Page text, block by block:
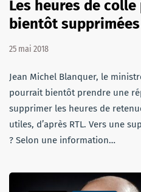
Les heures de
bientôt supprimées
25 mai 2018
Jean Michel Blanquer, le
pourrait bientôt prendre une
supprimer les heures de
utiles, d’après RTL. Vers une
? Selon une information…